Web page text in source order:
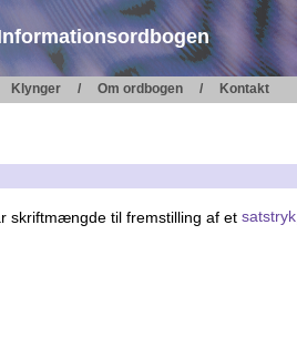
Klynger Om ordbogen Kontakt
skriftmængde til fremstilling af et satstryk